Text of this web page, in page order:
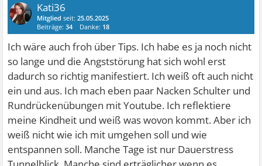
Kati36
Mitglied seit:25.05.2025
Beiträge:34 Danke: 18
Ich wäre auch froh über Tips. Ich habe es ja noch nicht
so lange und die Angststörung hat sich wohl erst
dadurch so richtig manifestiert. Ich weiß oft auch nicht
ein und aus. Ich mach eben paar Nacken Schulter und
Rundrückenübungen mit Youtube. Ich reflektiere
meine Kindheit und weiß was wovon kommt. Aber ich
weiß nicht wie ich mit umgehen soll und wie
entspannen soll. Manche Tage ist nur Dauerstress